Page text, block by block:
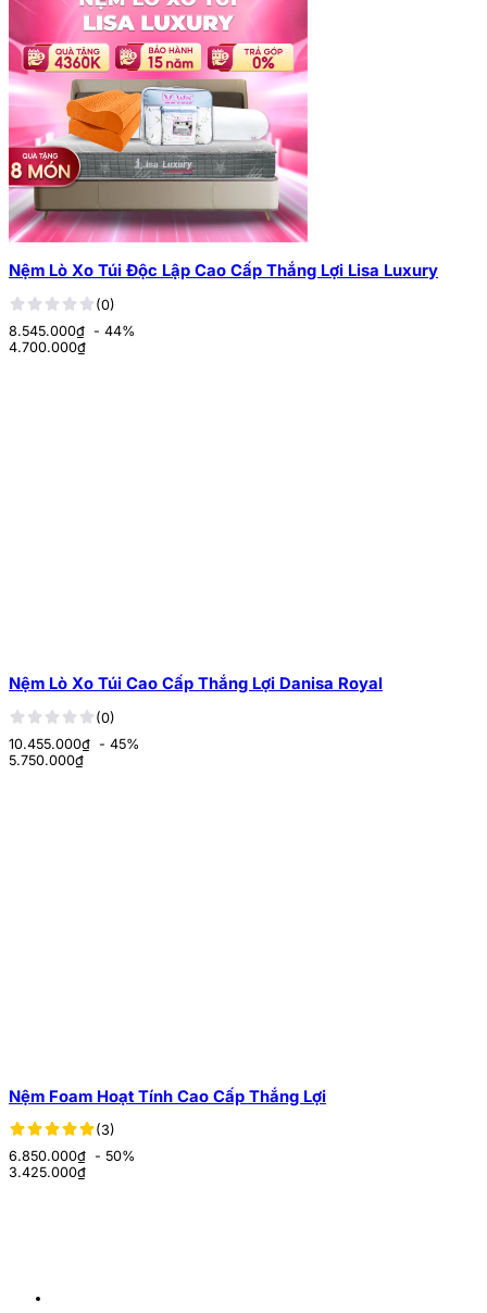
Nệm Lò Xo Túi Độc Lập Cao Cấp Thắng Lợi Lisa Luxury
(0)
8.545.000₫ - 44%
4.700.000₫
Nệm Lò Xo Túi Cao Cấp Thắng Lợi Danisa Royal
(0)
10.455.000₫ - 45%
5.750.000₫
Nệm Foam Hoạt Tính Cao Cấp Thắng Lợi
(3)
6.850.000₫ - 50%
3.425.000₫